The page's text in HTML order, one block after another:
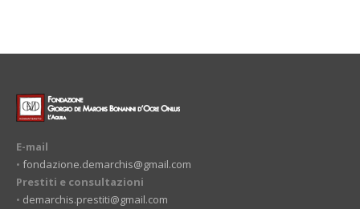
E-mail
• fondazione.demarchis@gmail.com
Prestiti e consultazioni
• demarchis.prestiti@gmail.com